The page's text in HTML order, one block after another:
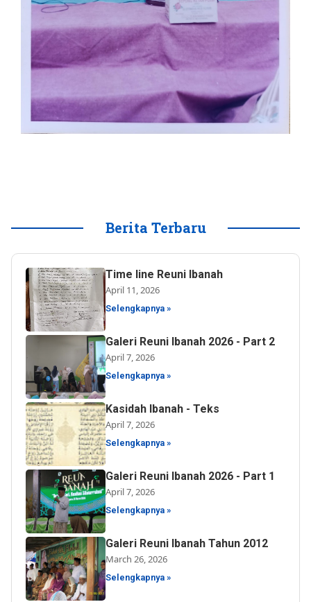
Berita Terbaru
Time line Reuni Ibanah
April 11, 2026
Selengkapnya »
Galeri Reuni Ibanah 2026 - Part 2
April 7, 2026
Selengkapnya »
Kasidah Ibanah - Teks
April 7, 2026
Selengkapnya »
Galeri Reuni Ibanah 2026 - Part 1
April 7, 2026
Selengkapnya »
Galeri Reuni Ibanah Tahun 2012
March 26, 2026
Selengkapnya »